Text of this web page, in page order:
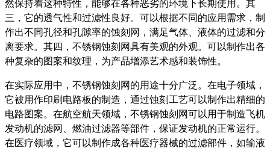
然保持着这种特性，能够在各种恶劣的环境下长期使用。其
三，它的透气性和过滤性良好。可以根据不同的应用需求，制
作出不同孔径和孔隙率的蚀刻网，满足气体、液体的过滤和分
离要求。其四，不锈钢蚀刻网具有美观的外观。可以制作出各
种复杂的图案和纹理，为产品增添艺术感和装饰性。
在实际应用中，不锈钢蚀刻网的用途十分广泛。在电子领域，
它被用作印刷电路板的制造，通过蚀刻工艺可以制作出精细的
电路图案。在航空航天领域，不锈钢蚀刻网可以用于制造飞机
发动机的滤网、燃油过滤器等部件，保证发动机的正常运行。
在医疗领域，它可以制作成各种医疗器械的过滤部件，如输液